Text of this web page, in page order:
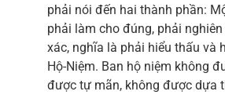
phải nói đến hai thành phần:
phải làm cho đúng, phải
xác, nghĩa là phải hiểu thấu và
Hộ-Niệm. Ban hộ niệm không
được tự mãn, không được dựa